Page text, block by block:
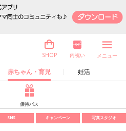
赤ちゃん・育児 妊活
SHOP 内祝い メニュー
優待パス
SNS キャンペーン 写真スタジオ